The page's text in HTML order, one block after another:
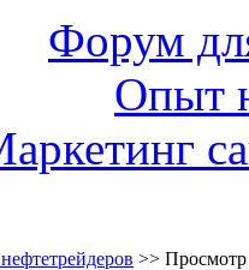
Форум
Опыт
>>